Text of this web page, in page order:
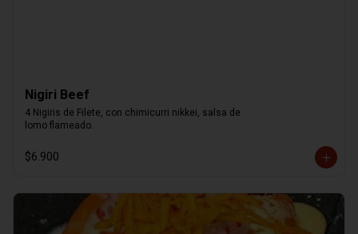
Nigiri Beef
4 Nigiris de Filete, con chimicurri nikkei, salsa de
lomo flameado.
$6.900